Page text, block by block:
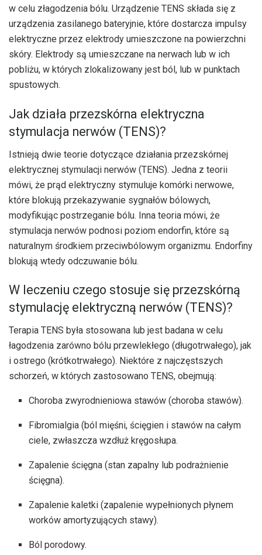
w celu złagodzenia bólu. Urządzenie TENS składa się z
urządzenia zasilanego bateryjnie, które dostarcza impulsy
elektryczne przez elektrody umieszczone na powierzchni
skóry. Elektrody są umieszczane na nerwach lub w ich
pobliżu, w których zlokalizowany jest ból, lub w punktach
spustowych.
Jak działa przezskórna elektryczna
stymulacja nerwów (TENS)?
Istnieją dwie teorie dotyczące działania przezskórnej
elektrycznej stymulacji nerwów (TENS). Jedna z teorii
mówi, że prąd elektryczny stymuluje komórki nerwowe,
które blokują przekazywanie sygnałów bólowych,
modyfikując postrzeganie bólu. Inna teoria mówi, że
stymulacja nerwów podnosi poziom endorfin, które są
naturalnym środkiem przeciwbólowym organizmu. Endorfiny
blokują wtedy odczuwanie bólu.
W leczeniu czego stosuje się przezskórną
stymulację elektryczną nerwów (TENS)?
Terapia TENS była stosowana lub jest badana w celu
łagodzenia zarówno bólu przewlekłego (długotrwałego), jak
i ostrego (krótkotrwałego). Niektóre z najczęstszych
schorzeń, w których zastosowano TENS, obejmują:
Choroba zwyrodnieniowa stawów (choroba stawów).
Fibromialgia (ból mięśni, ścięgien i stawów na całym
ciele, zwłaszcza wzdłuż kręgosłupa.
Zapalenie ścięgna (stan zapalny lub podrażnienie
ścięgna).
Zapalenie kaletki (zapalenie wypełnionych płynem
worków amortyzujących stawy).
Ból porodowy.